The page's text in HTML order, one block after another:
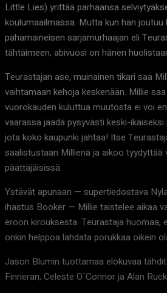
Little Lies) yrittää parhaansa
koulumaailmassa. Mutta kun hän joutuu
pahamaineisen sarjamurhaajan eli
tähtäimeen, abivuosi on hänen
Teurastajan ase, muinainen tikari saa
vaihtamaan kehoja keskenään. Millie
vuorokauden kuluttua muutosta ei voi
vaarassa jäädä pysyvästi keski-
jota koko kaupunki jahtaa! Itse
saalistustaan Millienä ja aikoo tyydyttää
päättäjäisissä.
Ystävät apunaan — supertiedostava
ihastus Booker — Millie taistelee aikaa
eroon kirouksesta. Teurastaja huomaa,
onkin helppoa lahdata porukkaa oikein
Jason Blumin tuottamaa elokuvaa
Finneran, Celeste O´Connor ja Alan